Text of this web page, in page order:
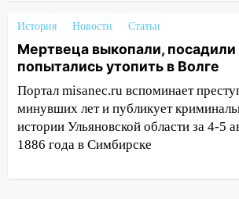
многоквартирный дом
16:30 Прогноз погоды в
области на 5 августа
16:20 В Сурском районе сёла
не защищены от лесных
16:12 Пуля пробила окно
История Новости Статьи
Мертвеца выкопали,
попытались утопить в Волге
Портал misanec.ru вспоминает
минувших лет и публикует
истории Ульяновской области за 4-5
1886 года в Симбирске